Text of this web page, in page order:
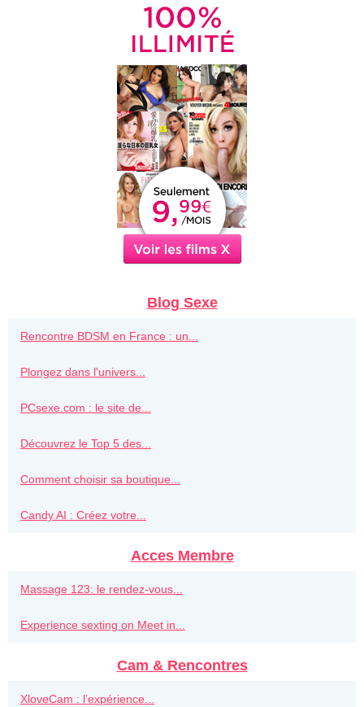
Blog Sexe
Rencontre BDSM en France : un...
Plongez dans l'univers...
PCsexe.com : le site de...
Découvrez le Top 5 des...
Comment choisir sa boutique...
Candy.AI : Créez votre...
Acces Membre
Massage 123: le rendez-vous...
Experience sexting on Meet in...
Cam & Rencontres
XloveCam : l’expérience...